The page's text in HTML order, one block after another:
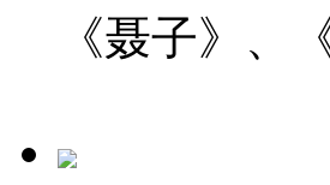
《聂子》、